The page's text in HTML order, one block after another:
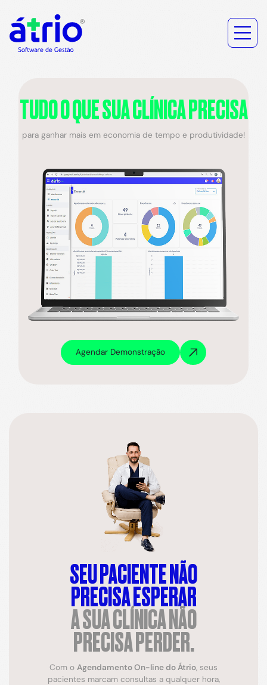
TUDO O QUE SUA CLÍNICA PRECISA
para ganhar mais em economia de tempo e produtividade!
Agendar Demonstração
SEU PACIENTE NÃO
PRECISA ESPERAR
A SUA CLÍNICA NÃO
PRECISA PERDER.
Com o Agendamento On-line do Átrio, seus
pacientes marcam consultas a qualquer hora,